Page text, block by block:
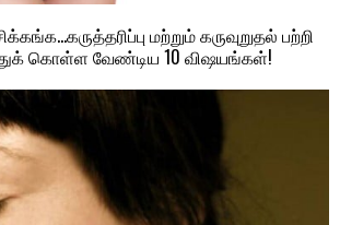
மற்றும் கருவுறுதல் பற்றி
கொள்ள வேண்டிய 10 விஷயங்கள்!